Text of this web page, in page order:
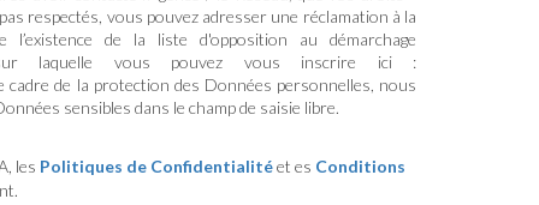
respectés, vous pouvez adresser une réclamation à la
de la liste d'opposition au démarchage
laquelle vous pouvez vous inscrire ici :
cadre de la protection des Données personnelles, nous
sensibles dans le champ de saisie libre.
les Politiques de Confidentialitéet es Conditions